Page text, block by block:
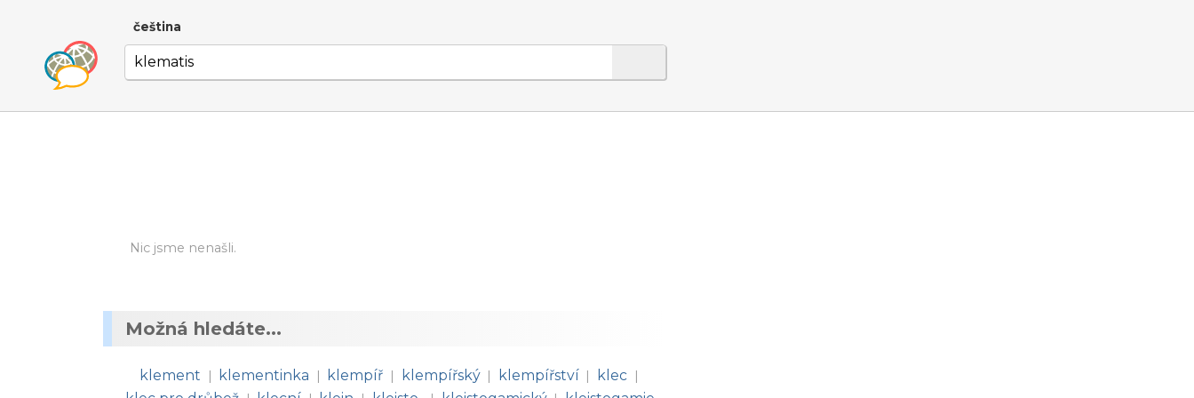
čeština
Nic jsme nenašli.
Možná hledáte...
klement | klementinka | klempíř | klempířský | klempířství | klec |